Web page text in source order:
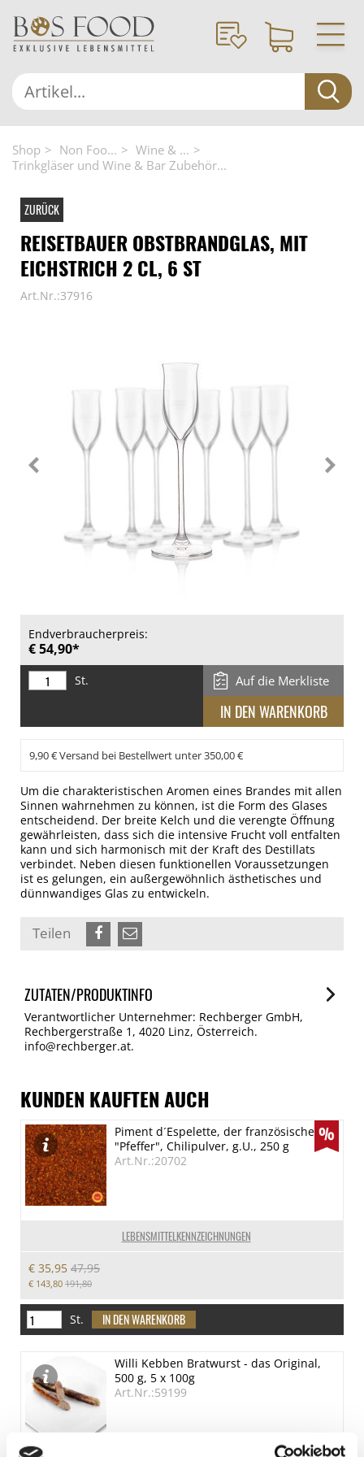
Shop Non Foo...
Wine & ...
Trinkgläser und Wine & Bar Zubehör...
ZURÜCK
REISETBAUER OBSTBRANDGLAS, MIT
EICHSTRICH 2 CL, 6 ST
Art.Nr.:37916
Endverbraucherpreis:
€ 54,90*
St. Auf die Merkliste
9,90 € Versand bei Bestellwert unter 350,00 €
Um die charakteristischen Aromen eines Brandes mit allen
Sinnen wahrnehmen zu können, ist die Form des Glases
entscheidend. Der breite Kelch und die verengte Öffnung
gewährleisten, dass sich die intensive Frucht voll entfalten
kann und sich harmonisch mit der Kraft des Destillats
verbindet. Neben diesen funktionellen Voraussetzungen
ist es gelungen, ein außergewöhnlich ästhetisches und
dünnwandiges Glas zu entwickeln.
Teilen
ZUTATEN/PRODUKTINFO
Verantwortlicher Unternehmer: Rechberger GmbH,
Rechbergerstraße 1, 4020 Linz, Österreich.
info@rechberger.at.
KUNDEN KAUFTEN AUCH
LEBENSMITTELKENNZEICHNUNGEN
Piment d´Espelette, der französische
"Pfeffer", Chilipulver, g.U., 250 g
Art.Nr.:20702
€ 35,95 47,95
€ 143,80 191,80
St.
Willi Kebben Bratwurst - das Original,
500 g, 5 x 100g
Art.Nr.:59199